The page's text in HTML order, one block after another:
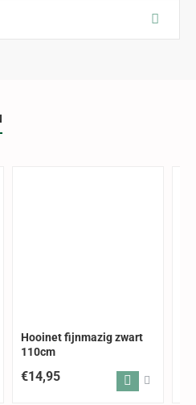
Hooinet fijnmazig zwart
110cm
€14,95